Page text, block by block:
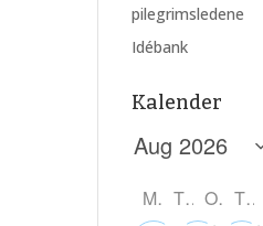
pilegrimsledene
Idébank
Kalender
M T O T